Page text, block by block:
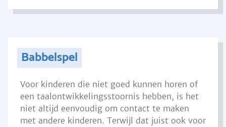
Babbelspel
Voor kinderen die niet goed kunnen horen of
een taalontwikkelingsstoornis hebben, is het
niet altijd eenvoudig om contact te maken
met andere kinderen. Terwijl dat juist ook voor